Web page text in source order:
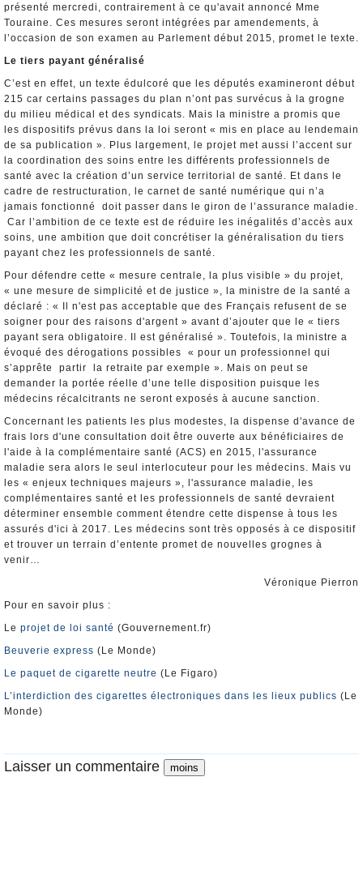
présenté mercredi, contrairement à ce qu'avait annoncé Mme
Touraine. Ces mesures seront intégrées par amendements, à
l’occasion de son examen au Parlement début 2015, promet le texte.
Le tiers payant généralisé
C’est en effet, un texte édulcoré que les députés examineront début
215 car certains passages du plan n’ont pas survécus à la grogne
du milieu médical et des syndicats. Mais la ministre a promis que
les dispositifs prévus dans la loi seront « mis en place au lendemain
de sa publication ». Plus largement, le projet met aussi l’accent sur
la coordination des soins entre les différents professionnels de
santé avec la création d’un service territorial de santé. Et dans le
cadre de restructuration, le carnet de santé numérique qui n’a
jamais fonctionné doit passer dans le giron de l’assurance maladie.
Car l’ambition de ce texte est de réduire les inégalités d’accès aux
soins, une ambition que doit concrétiser la généralisation du tiers
payant chez les professionnels de santé.
Pour défendre cette « mesure centrale, la plus visible » du projet,
« une mesure de simplicité et de justice », la ministre de la santé a
déclaré : « Il n'est pas acceptable que des Français refusent de se
soigner pour des raisons d'argent » avant d’ajouter que le « tiers
payant sera obligatoire. Il est généralisé ». Toutefois, la ministre a
évoqué des dérogations possibles « pour un professionnel qui
s’apprête partir la retraite par exemple ». Mais on peut se
demander la portée réelle d’une telle disposition puisque les
médecins récalcitrants ne seront exposés à aucune sanction.
Concernant les patients les plus modestes, la dispense d'avance de
frais lors d'une consultation doit être ouverte aux bénéficiaires de
l'aide à la complémentaire santé (ACS) en 2015, l'assurance
maladie sera alors le seul interlocuteur pour les médecins. Mais vu
les « enjeux techniques majeurs », l'assurance maladie, les
complémentaires santé et les professionnels de santé devraient
déterminer ensemble comment étendre cette dispense à tous les
assurés d'ici à 2017. Les médecins sont très opposés à ce dispositif
et trouver un terrain d’entente promet de nouvelles grognes à
venir…
Véronique Pierron
Pour en savoir plus :
Le projet de loi santé (Gouvernement.fr)
Beuverie express (Le Monde)
Le paquet de cigarette neutre (Le Figaro)
L’interdiction des cigarettes électroniques dans les lieux publics (Le
Monde)
Laisser un commentaire